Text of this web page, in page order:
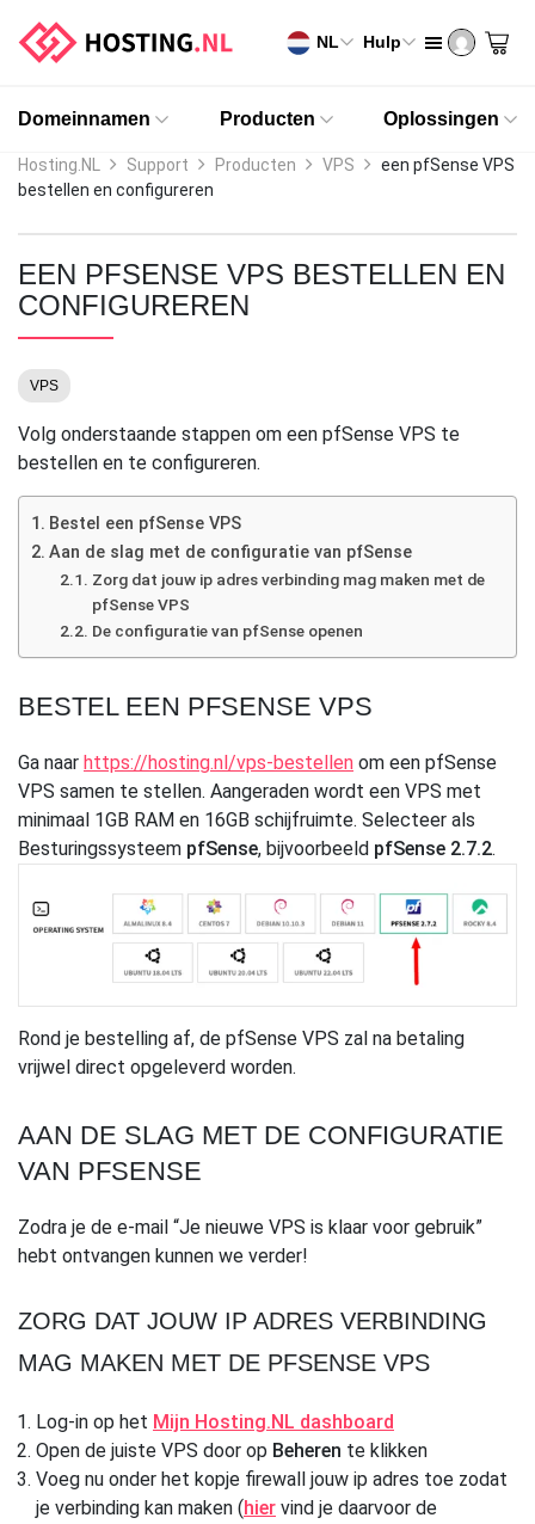
Domeinnamen Producten Oplossingen
NL Hulp
Hosting.NL Support Producten VPS
een pfSense VPS
bestellen en configureren
EEN PFSENSE VPS BESTELLEN EN
CONFIGUREREN
VPS
Volg onderstaande stappen om een pfSense VPS te
bestellen en te configureren.
Bestel een pfSense VPS
Aan de slag met de configuratie van pfSense
Zorg dat jouw ip adres verbinding mag maken met de
pfSense VPS
De configuratie van pfSense openen
BESTEL EEN PFSENSE VPS
Ga naar https://hosting.nl/vps-bestellen om een pfSense
VPS samen te stellen. Aangeraden wordt een VPS met
minimaal 1GB RAM en 16GB schijfruimte. Selecteer als
Besturingssysteem pfSense, bijvoorbeeld pfSense 2.7.2.
Rond je bestelling af, de pfSense VPS zal na betaling
vrijwel direct opgeleverd worden.
AAN DE SLAG MET DE CONFIGURATIE
VAN PFSENSE
Zodra je de e-mail “Je nieuwe VPS is klaar voor gebruik”
hebt ontvangen kunnen we verder!
ZORG DAT JOUW IP ADRES VERBINDING
MAG MAKEN MET DE PFSENSE VPS
Log-in op het Mijn Hosting.NL dashboard
Open de juiste VPS door op Beheren te klikken
Voeg nu onder het kopje firewall jouw ip adres toe zodat
je verbinding kan maken ( hier vind je daarvoor de